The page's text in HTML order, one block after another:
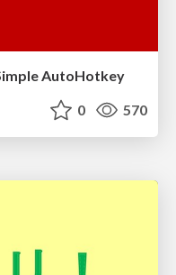
AutoHotkey
0 570